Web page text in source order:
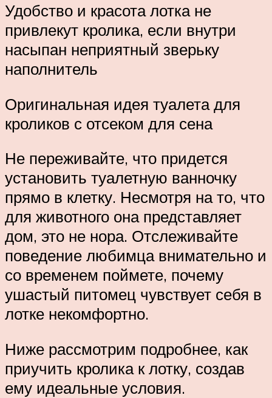
Удобство и красота лотка не
привлекут кролика, если внутри
насыпан неприятный зверьку
наполнитель
Оригинальная идея туалета для
кроликов с отсеком для сена
Не переживайте, что придется
установить туалетную ванночку
прямо в клетку. Несмотря на то, что
для животного она представляет
дом, это не нора. Отслеживайте
поведение любимца внимательно и
со временем поймете, почему
ушастый питомец чувствует себя в
лотке некомфортно.
Ниже рассмотрим подробнее, как
приучить кролика к лотку, создав
ему идеальные условия.